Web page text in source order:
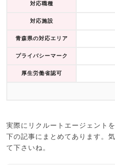
対応職種
対応施設
青森県の対応エリア
プライバシーマーク
厚生労働省認可
実際にリクルートエージェント
下の記事にまとめてあります。
て下さいね。